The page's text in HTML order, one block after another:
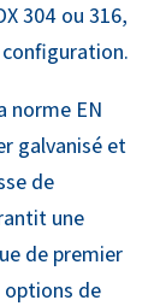
304 ou 316,
norme EN
galvanisé et
de
une
de premier
options de